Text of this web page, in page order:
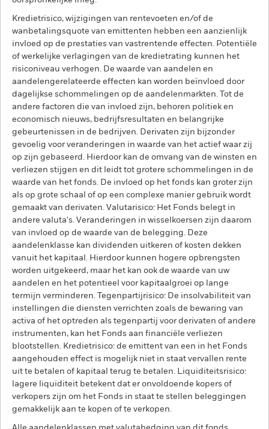
Kredietrisico, wijzigingen van rentevoeten en/of de
wanbetalingsquote van emittenten hebben een aanzienlijk
invloed op de prestaties van vastrentende effecten. Potentiële
of werkelijke verlagingen van de kredietrating kunnen het
risiconiveau verhogen. De waarde van aandelen en
aandelengerelateerde effecten kan worden beïnvloed door
dagelijkse schommelingen op de aandelenmarkten. Tot de
andere factoren die van invloed zijn, behoren politiek en
economisch nieuws, bedrijfsresultaten en belangrijke
gebeurtenissen in de bedrijven. Derivaten zijn bijzonder
gevoelig voor veranderingen in waarde van het actief waar zij
op zijn gebaseerd. Hierdoor kan de omvang van de winsten en
verliezen stijgen en dit leidt tot grotere schommelingen in de
waarde van het fonds. De invloed op het fonds kan groter zijn
als op grote schaal of op een complexe manier gebruik wordt
gemaakt van derivaten. Valutarisico: Het Fonds belegt in
andere valuta's. Veranderingen in wisselkoersen zijn daarom
van invloed op de waarde van de belegging. Deze
aandelenklasse kan dividenden uitkeren of kosten dekken
vanuit het kapitaal. Hierdoor kunnen hogere opbrengsten
worden uitgekeerd, maar het kan ook de waarde van uw
aandelen en het potentieel voor kapitaalgroei op lange
termijn verminderen. Tegenpartijrisico: De insolvabiliteit van
instellingen die diensten verrichten zoals de bewaring van
activa of het optreden als tegenpartij voor derivaten of andere
instrumenten, kan het Fonds aan financiële verliezen
blootstellen. Kredietrisico: de emittent van een in het Fonds
aangehouden effect is mogelijk niet in staat vervallen rente
uit te betalen of kapitaal terug te betalen. Liquiditeitsrisico:
lagere liquiditeit betekent dat er onvoldoende kopers of
verkopers zijn om het Fonds in staat te stellen beleggingen
gemakkelijk aan te kopen of te verkopen.